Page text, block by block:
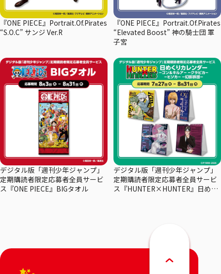
『ONE PIECE』Portrait.Of.Pirates
“S.O.C” サンジ Ver.R
『ONE PIECE』Portrait.Of.Pirates
“Elevated Boost” 神の騎士団 軍
子宮
デジタル版「週刊少年ジャンプ」
定期購読者限定応募者全員サービ
ス『ONE PIECE』BIGタオル
デジタル版「週刊少年ジャンプ」
定期購読者限定応募者全員サービ
ス『HUNTER×HUNTER』日めく